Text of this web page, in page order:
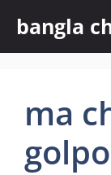
content
bangla
ma
golpo